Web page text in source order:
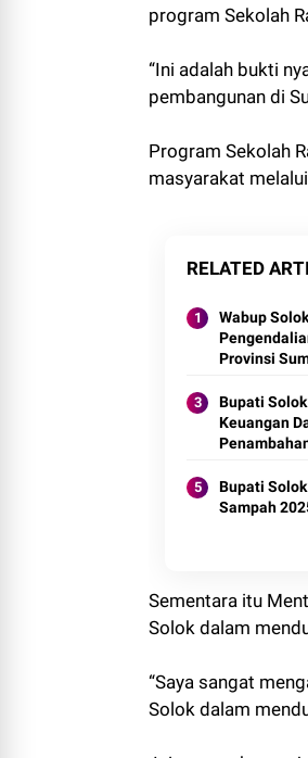
program Sekolah
“Ini adalah bukti
pembangunan di
Program Sekolah
masyarakat
RELATED
Wabup
Provinsi
Bupati
Keuangan
Bupati
Sampah
Sementara itu
Solok dalam
“Saya sangat
Solok dalam